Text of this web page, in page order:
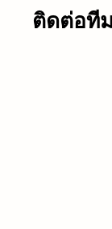
ติดต่อที